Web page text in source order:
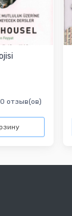
0 отзыв(ов)